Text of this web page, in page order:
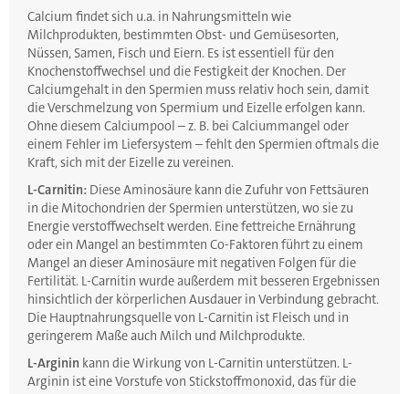
Calcium findet sich u.a. in Nahrungsmitteln wie
Milchprodukten, bestimmten Obst- und Gemüsesorten,
Nüssen, Samen, Fisch und Eiern. Es ist essentiell für den
Knochenstoffwechsel und die Festigkeit der Knochen. Der
Calciumgehalt in den Spermien muss relativ hoch sein, damit
die Verschmelzung von Spermium und Eizelle erfolgen kann.
Ohne diesem Calciumpool – z. B. bei Calciummangel oder
einem Fehler im Liefersystem – fehlt den Spermien oftmals die
Kraft, sich mit der Eizelle zu vereinen.
L-Carnitin: Diese Aminosäure kann die Zufuhr von Fettsäuren
in die Mitochondrien der Spermien unterstützen, wo sie zu
Energie verstoffwechselt werden. Eine fettreiche Ernährung
oder ein Mangel an bestimmten Co-Faktoren führt zu einem
Mangel an dieser Aminosäure mit negativen Folgen für die
Fertilität. L-Carnitin wurde außerdem mit besseren Ergebnissen
hinsichtlich der körperlichen Ausdauer in Verbindung gebracht.
Die Hauptnahrungsquelle von L-Carnitin ist Fleisch und in
geringerem Maße auch Milch und Milchprodukte.
L-Arginin kann die Wirkung von L-Carnitin unterstützen. L-
Arginin ist eine Vorstufe von Stickstoffmonoxid, das für die